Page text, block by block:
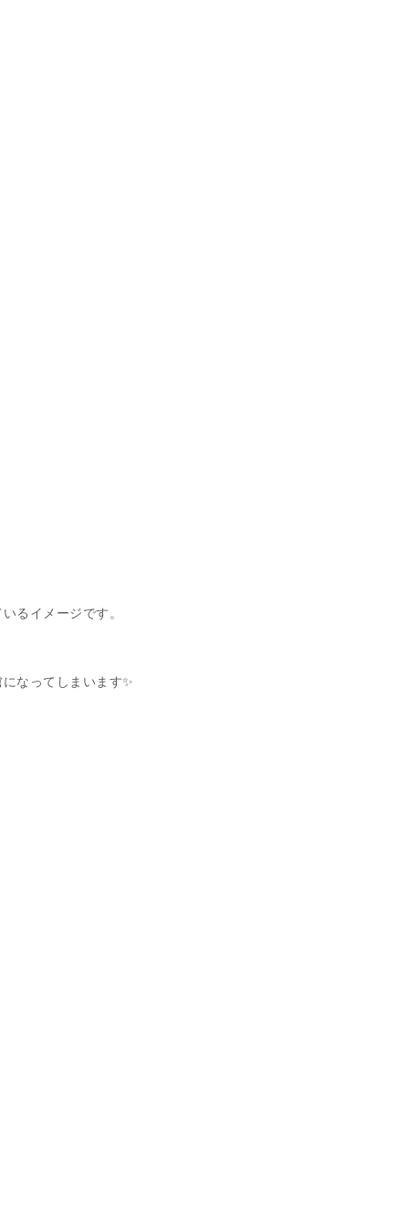
るイメージです。
なってしまいます✨